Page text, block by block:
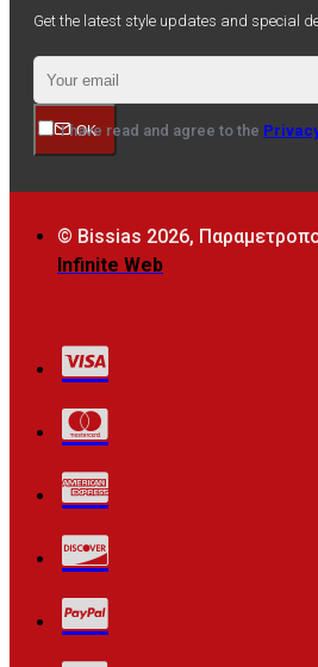
Get the latest style updates and special
OK
I have read and agree to the
© Bissias 2026,
Infinite Web